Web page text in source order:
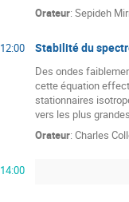
Orateur: Sepideh
12:00 Stabilité du
Des ondes
cette équation
stationnaires
vers les plus
Orateur: Charles
14:00